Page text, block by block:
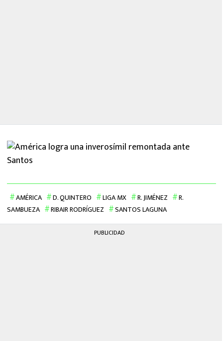
AMÉRICA D. QUINTERO LIGA MX R. JIMÉNEZ
R.
SAMBUEZA
RIBAIR RODRÍGUEZ SANTOS LAGUNA
PUBLICIDAD